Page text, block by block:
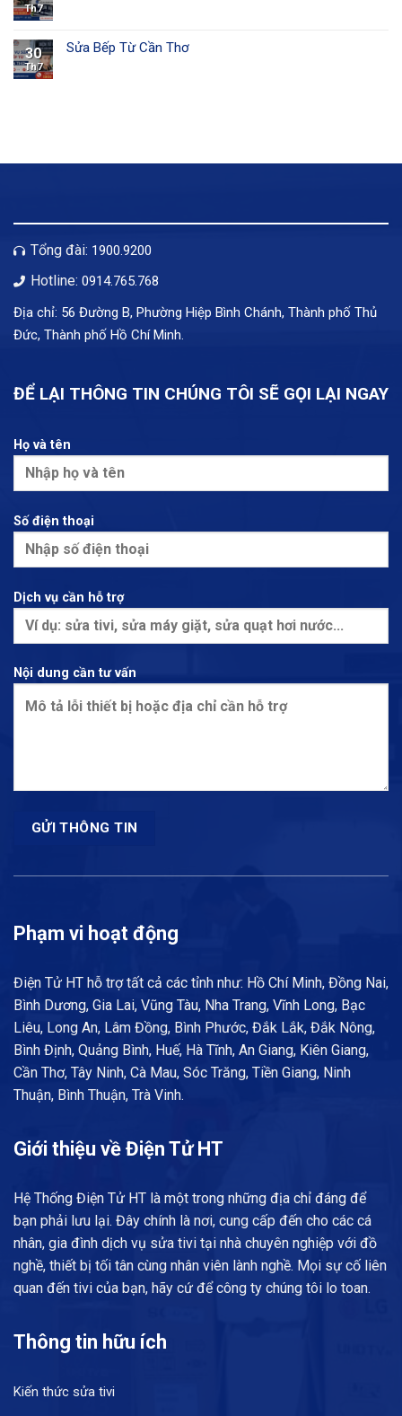
Th7
30
Th7
Sửa Bếp Từ Cần Thơ
Tổng đài: 1900.9200
Hotline: 0914.765.768
Địa chỉ: 56 Đường B, Phường Hiệp Bình Chánh, Thành phố Thủ
Đức, Thành phố Hồ Chí Minh.
ĐỂ LẠI THÔNG TIN CHÚNG TÔI SẼ GỌI LẠI NGAY
Họ và tên
Số điện thoại
Dịch vụ cần hỗ trợ
Nội dung cần tư vấn
Phạm vi hoạt động
Điện Tử HT hỗ trợ tất cả các tỉnh như: Hồ Chí Minh, Đồng Nai,
Bình Dương, Gia Lai, Vũng Tàu, Nha Trang, Vĩnh Long, Bạc
Liêu, Long An, Lâm Đồng, Bình Phước, Đắk Lắk, Đắk Nông,
Bình Định, Quảng Bình, Huế, Hà Tĩnh, An Giang, Kiên Giang,
Cần Thơ, Tây Ninh, Cà Mau, Sóc Trăng, Tiền Giang, Ninh
Thuận, Bình Thuận, Trà Vinh.
Giới thiệu về Điện Tử HT
Hệ Thống Điện Tử HT là một trong những địa chỉ đáng để
bạn phải lưu lại. Đây chính là nơi, cung cấp đến cho các cá
nhân, gia đình dịch vụ sửa tivi tại nhà chuyên nghiệp với đồ
nghề, thiết bị tối tân cùng nhân viên lành nghề. Mọi sự cố liên
quan đến tivi của bạn, hãy cứ để công ty chúng tôi lo toan.
Thông tin hữu ích
Kiến thức sửa tivi